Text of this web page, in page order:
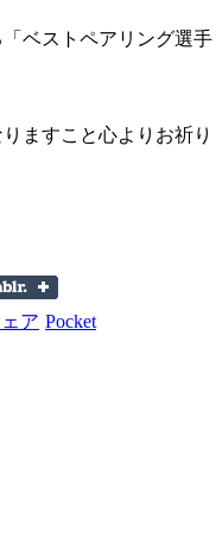
ベストペアリング選手
ますこと心よりお祈り
Pocket